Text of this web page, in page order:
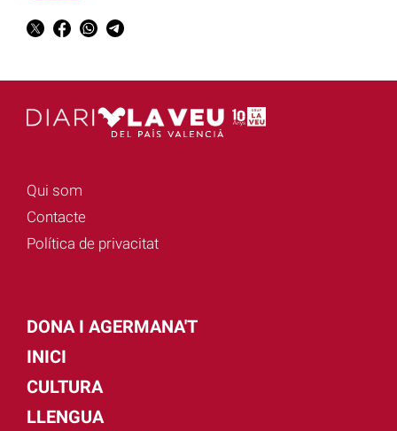
Qui som
Contacte
Política de privacitat
DONA I AGERMANA'T
INICI
CULTURA
LLENGUA